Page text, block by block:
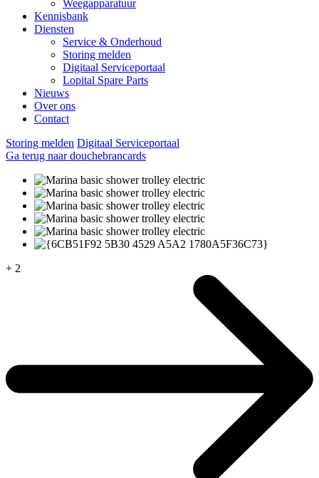
Weegapparatuur
Kennisbank
Diensten
Service & Onderhoud
Storing melden
Digitaal Serviceportaal
Lopital Spare Parts
Nieuws
Over ons
Contact
Storing melden Digitaal Serviceportaal
Ga terug naar douchebrancards
+ 2